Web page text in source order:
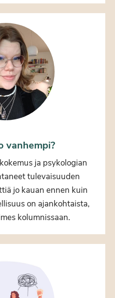
vanhempi?
ja psykologian
tulevaisuuden
jo kauan ennen kuin
on ajankohtaista,
kolumnissaan.